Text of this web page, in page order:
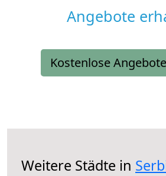
Angebote
Kostenlose
Weitere Städte in